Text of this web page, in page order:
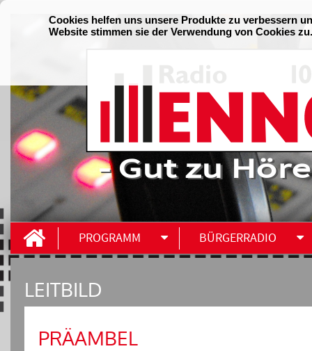
- Gut zu
PROGRAMM BÜRGERRADIO
LEITBILD
PRÄAMBEL